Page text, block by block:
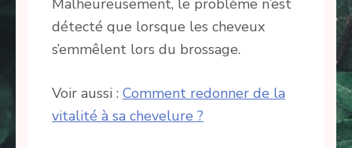
Malheureusement, le problème n’est
détecté que lorsque les cheveux
s’emmêlent lors du brossage.
Voir aussi : Comment redonner de la
vitalité à sa chevelure ?